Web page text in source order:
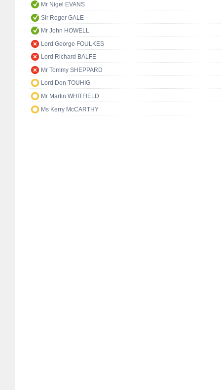
Mr Nigel EVANS
Sir Roger GALE
Mr John HOWELL
Lord George FOULKES
Lord Richard BALFE
Mr Tommy SHEPPARD
Lord Don TOUHIG
Mr Martin WHITFIELD
Ms Kerry McCARTHY